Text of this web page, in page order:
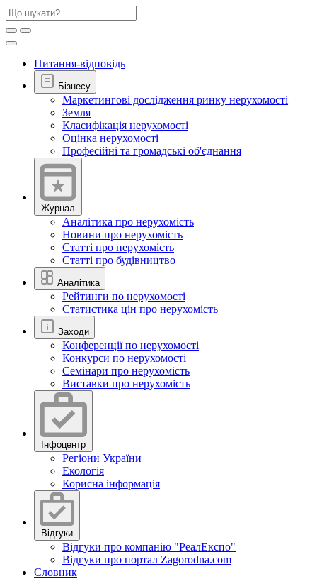
Питання-відповідь
Бізнесу
Маркетингові дослідження ринку нерухомості
Земля
Класифікація нерухомості
Оцінка нерухомості
Професійні та громадські об'єднання
Журнал
Аналітика про нерухомість
Новини про нерухомість
Статті про нерухомість
Статті про будівництво
Аналітика
Рейтинги по нерухомості
Статистика цін про нерухомість
Заходи
Конференції по нерухомості
Конкурси по нерухомості
Семінари про нерухомість
Виставки про нерухомість
Інфоцентр
Регіони України
Екологія
Корисна інформація
Відгуки
Відгуки про компанію "РеалЕкспо"
Відгуки про портал Zagorodna.com
Словник